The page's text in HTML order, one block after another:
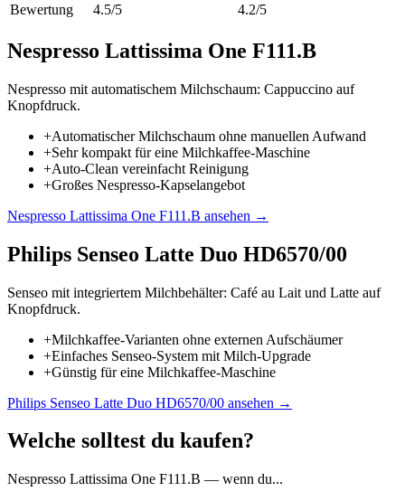
Bewertung
4.5/5 4.2/5
Nespresso Lattissima One F111.B
Nespresso mit automatischem Milchschaum: Cappuccino auf
Knopfdruck.
+Automatischer Milchschaum ohne manuellen Aufwand
+Sehr kompakt für eine Milchkaffee-Maschine
+Auto-Clean vereinfacht Reinigung
+Großes Nespresso-Kapselangebot
Nespresso Lattissima One F111.B ansehen →
Philips Senseo Latte Duo HD6570/00
Senseo mit integriertem Milchbehälter: Café au Lait und Latte auf
Knopfdruck.
+Milchkaffee-Varianten ohne externen Aufschäumer
+Einfaches Senseo-System mit Milch-Upgrade
+Günstig für eine Milchkaffee-Maschine
Philips Senseo Latte Duo HD6570/00 ansehen →
Welche solltest du kaufen?
Nespresso Lattissima One F111.B — wenn du...